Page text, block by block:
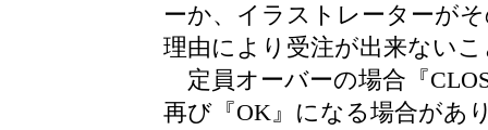
ーか、イラストレーターが
理由により受注が出来ない
定員オーバーの場合『
再び『OK』になる場合があ